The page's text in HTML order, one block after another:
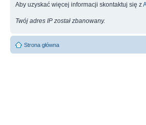
Aby uzyskać więcej informacji skontaktuj się z
Twój adres IP został zbanowany.
Strona główna